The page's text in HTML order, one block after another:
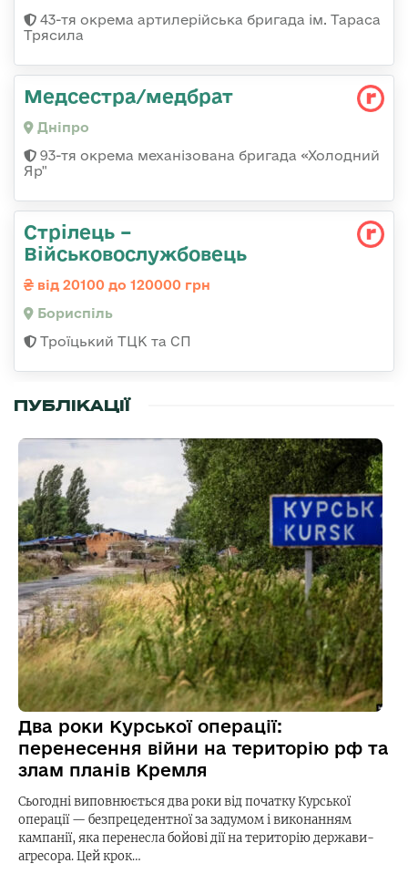
43-тя окрема артилерійська бригада ім. Тараса
Трясила
Медсестра/медбрат
Дніпро
93-тя окрема механізована бригада «Холодний
Яр"
Стрілець –
Військовослужбовець
від 20100 до 120000 грн
Бориспіль
Троїцький ТЦК та СП
ПУБЛІКАЦІЇ
Два роки Курської операції:
перенесення війни на територію рф та
злам планів Кремля
Сьогодні виповнюється два роки від початку Курської
операції — безпрецедентної за задумом і виконанням
кампанії, яка перенесла бойові дії на територію держави-
агресора. Цей крок…